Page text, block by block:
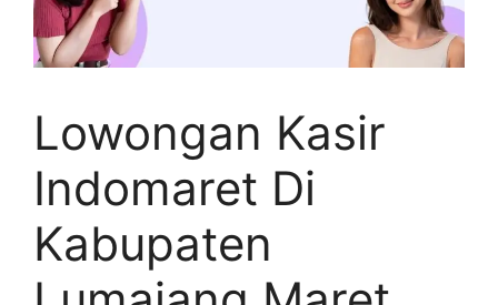
Lowongan Kasir
Indomaret Di
Kabupaten